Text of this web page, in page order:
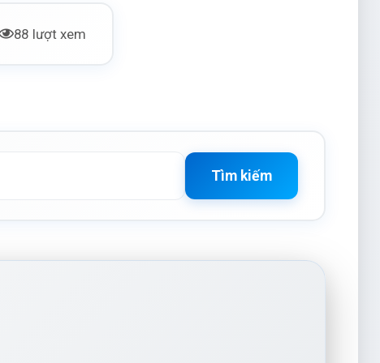
88 lượt xem
Tìm kiếm